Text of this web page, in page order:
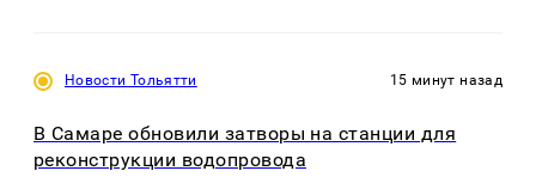
Новости Тольятти 15 минут назад
В Самаре обновили затворы на станции для
реконструкции водопровода